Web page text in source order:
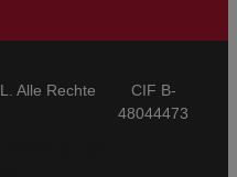
Alle Rechte
CIF B-
48044473